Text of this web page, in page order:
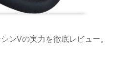
ンVの実力を徹底レビュー。